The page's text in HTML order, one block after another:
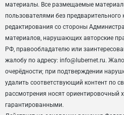
материалы. Все размещаемые
пользователями без
редактирования со стороны
материалов, нарушающих авторские
РФ, правообладателю или
жалобу по адресу: info@lubernet.ru.
очерёдности; при подтверждении
удалить соответствующий контент по
рассмотрения носят ориентировочный
гарантированными.